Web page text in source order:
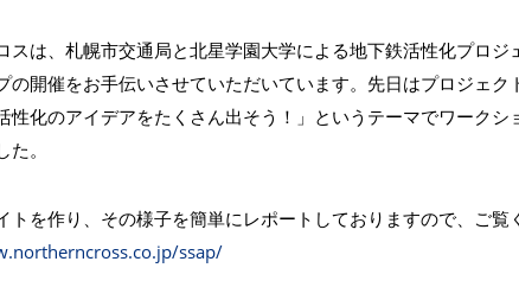
スは、札幌市交通局と北星学園大学による地下鉄活性化プロジ
の開催をお手伝いさせていただいています。先日はプロジェク
性化のアイデアをたくさん出そう！」というテーマでワークシ
。
トを作り、その様子を簡単にレポートしておりますので、ご覧
ssap/